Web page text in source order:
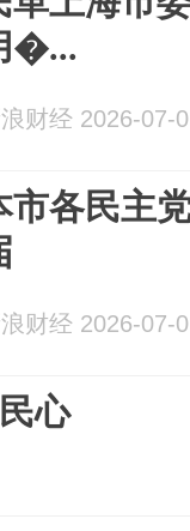
�...
财经 2026-07-
市各民主
财经 2026-07-
心